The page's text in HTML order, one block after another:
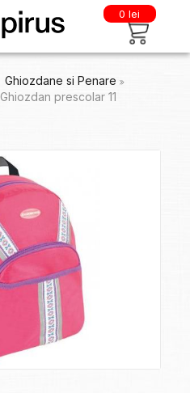
0 lei
Ghiozdane si Penare
Ghiozdan prescolar 11